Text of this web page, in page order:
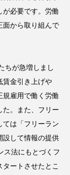
必要です。労働
面から取り組んで
ちが急増しまし
賃金引き上げや
規雇用で働く労働
た。また、フリー
ては「フリーラン
設して情報の提供
ス法にもとづくフ
ートさせたとこ